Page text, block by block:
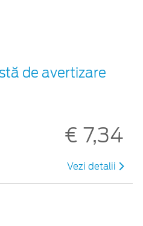
de avertizare
€ 7,34
Vezi detalii